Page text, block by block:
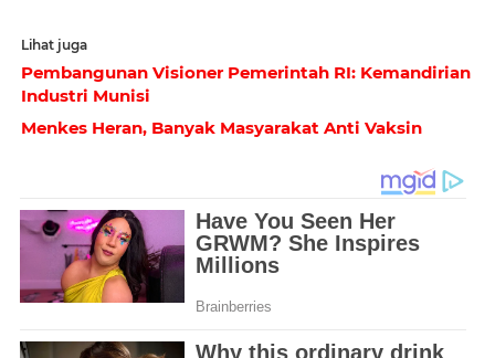
Lihat juga
Pembangunan Visioner Pemerintah RI: Kemandirian
Industri Munisi
Menkes Heran, Banyak Masyarakat Anti Vaksin